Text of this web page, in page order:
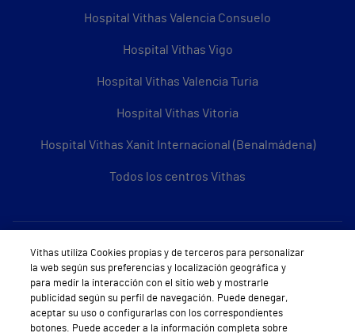
Hospital Vithas Valencia Consuelo
Hospital Vithas Vigo
Hospital Vithas Valencia Turia
Hospital Vithas Vitoria
Hospital Vithas Xanit Internacional (Benalmádena)
Todos los centros Vithas
Sobre Vithas
Quiénes somos
Trabajar en Vithas
Vithas utiliza Cookies propias y de terceros para personalizar
la web según sus preferencias y localización geográfica y
para medir la interacción con el sitio web y mostrarle
publicidad según su perfil de navegación. Puede denegar,
aceptar su uso o configurarlas con los correspondientes
botones. Puede acceder a la información completa sobre